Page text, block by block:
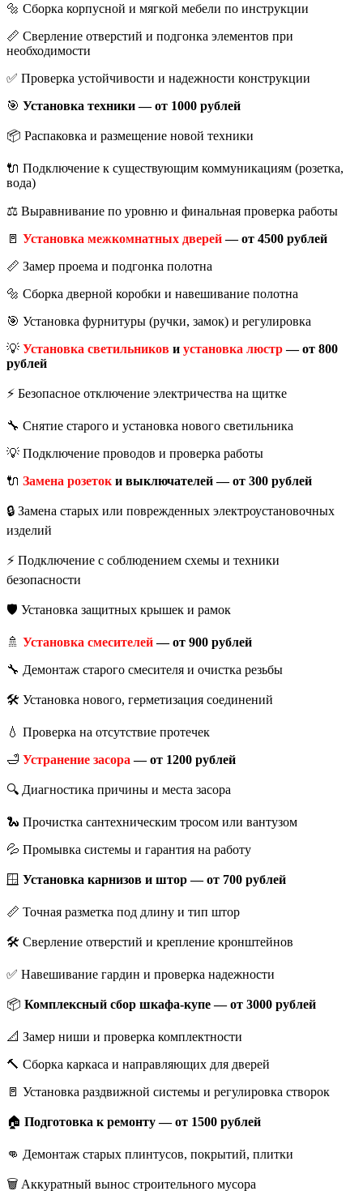
🔩 Сборка корпусной и мягкой мебели по инструкции
📏 Сверление отверстий и подгонка элементов при
необходимости
✅ Проверка устойчивости и надежности конструкции
🎯 Установка техники — от 1000 рублей
📦 Распаковка и размещение новой техники
🔌 Подключение к существующим коммуникациям (розетка,
вода)
⚖️ Выравнивание по уровню и финальная проверка работы
🚪 Установка межкомнатных дверей — от 4500 рублей
📏 Замер проема и подгонка полотна
🔩 Сборка дверной коробки и навешивание полотна
🎯 Установка фурнитуры (ручки, замок) и регулировка
💡 Установка светильников и установка люстр— от 800
рублей
⚡ Безопасное отключение электричества на щитке
🔧 Снятие старого и установка нового светильника
💡 Подключение проводов и проверка работы
🔌 Замена розеток и выключателей — от 300 рублей
🔒 Замена старых или поврежденных электроустановочных
изделий
⚡ Подключение с соблюдением схемы и техники
безопасности
🛡️ Установка защитных крышек и рамок
🚿 Установка смесителей — от 900 рублей
🔧 Демонтаж старого смесителя и очистка резьбы
🛠️ Установка нового, герметизация соединений
💧 Проверка на отсутствие протечек
🛁 Устранение засора — от 1200 рублей
🔍 Диагностика причины и места засора
🐍 Прочистка сантехническим тросом или вантузом
💦 Промывка системы и гарантия на работу
🪟 Установка карнизов и штор — от 700 рублей
📏 Точная разметка под длину и тип штор
🛠️ Сверление отверстий и крепление кронштейнов
✅ Навешивание гардин и проверка надежности
📦 Комплексный сбор шкафа-купе — от 3000 рублей
📐 Замер ниши и проверка комплектности
🔨 Сборка каркаса и направляющих для дверей
🚪 Установка раздвижной системы и регулировка створок
🏠 Подготовка к ремонту — от 1500 рублей
👊 Демонтаж старых плинтусов, покрытий, плитки
🗑️ Аккуратный вынос строительного мусора